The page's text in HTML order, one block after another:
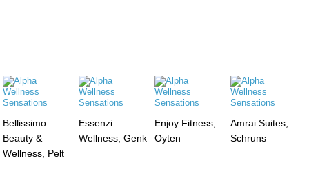
Bellissimo
Beauty &
Wellness, Pelt
Essenzi
Wellness, Genk
Enjoy Fitness,
Oyten
Amrai Suites,
Schruns